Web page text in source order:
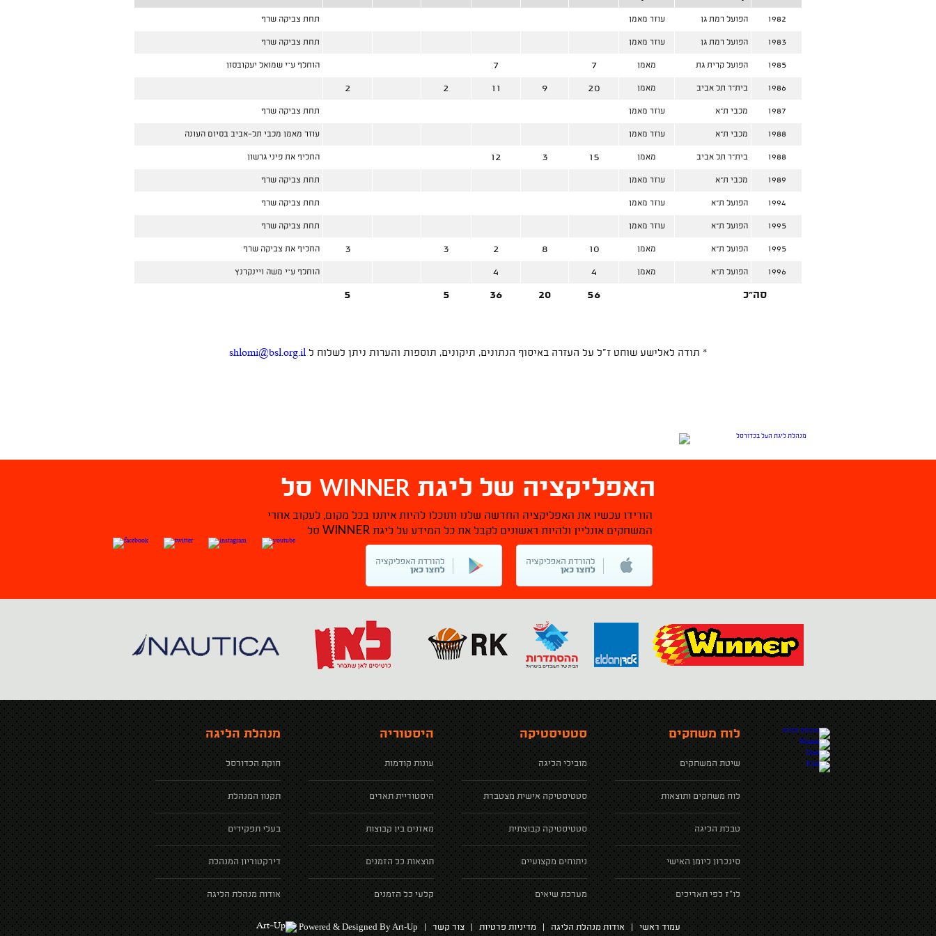
1982 הפועל רמת גן עוזר מאמן תחת צביקה שרף
1983 הפועל רמת גן עוזר מאמן תחת צביקה שרף
1985 הפועל קרית גת מאמן 7
7 הוחלף ע''י שמואל יעקובסון
1986 בית"ר תל אביב מאמן 20
9
11
2
2
1987 מכבי ת"א עוזר מאמן תחת צביקה שרף
1988 מכבי ת"א עוזר מאמן עוזר מאמן מכבי תל-אביב בסיום העונה
1988 בית"ר תל אביב מאמן 15
3
12 החליף את פיני גרשון
1989 מכבי ת"א עוזר מאמן תחת צביקה שרף
1994 הפועל ת"א עוזר מאמן תחת צביקה שרף
1995 הפועל ת"א עוזר מאמן תחת צביקה שרף
1995 הפועל ת"א מאמן 10
8
2
3
3 החליף את צביקה שרף
1996 הפועל ת"א מאמן 4
4 הוחלף ע''י משה ויינקרנץ
סה"כ 56
20
36
5
5
* תודה לאלישע שוחט ז"ל על העזרה באיסוף הנתונים, תיקונים, תוספות והערות ניתן לשלוח לshlomi@bsl.org.il
האפליקציה של ליגת WINNER סל
הורידו עכשיו את האפליקציה החדשה שלנו ותוכלו להיות איתנו בכל מקום, לעקוב אחרי
המשחקים אונליין ולהיות ראשונים לקבל את כל המידע על ליגת WINNER סל
לוח משחקים
שיטת המשחקים
לוח משחקים ותוצאות
טבלת הליגה
סינכרון ליומן האישי
לו"ז לפי תאריכים
סטטיסטיקה
מובילי הליגה
סטטיסטיקה אישית מצטברת
סטטיסטיקה קבוצתית
ניתוחים מקצועיים
מערכת שיאים
היסטוריה
עונות קודמות
היסטוריית תארים
מאזנים בין קבוצות
תוצאות כל הזמנים
קלעי כל הזמנים
מנהלת הליגה
חוקת הכדורסל
תקנון המנהלת
בעלי תפקידים
דירקטוריון המנהלת
אודות מנהלת הליגה
עמוד ראשי|אודות מנהלת הליגה | מדיניות פרטיות|צור קשר|
Powered & Designed By Art-Up